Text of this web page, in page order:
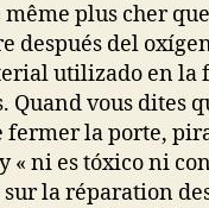
plus cher
después del
utilizado en la
Quand vous dites
fermer la porte,
« ni es tóxico ni
la réparation